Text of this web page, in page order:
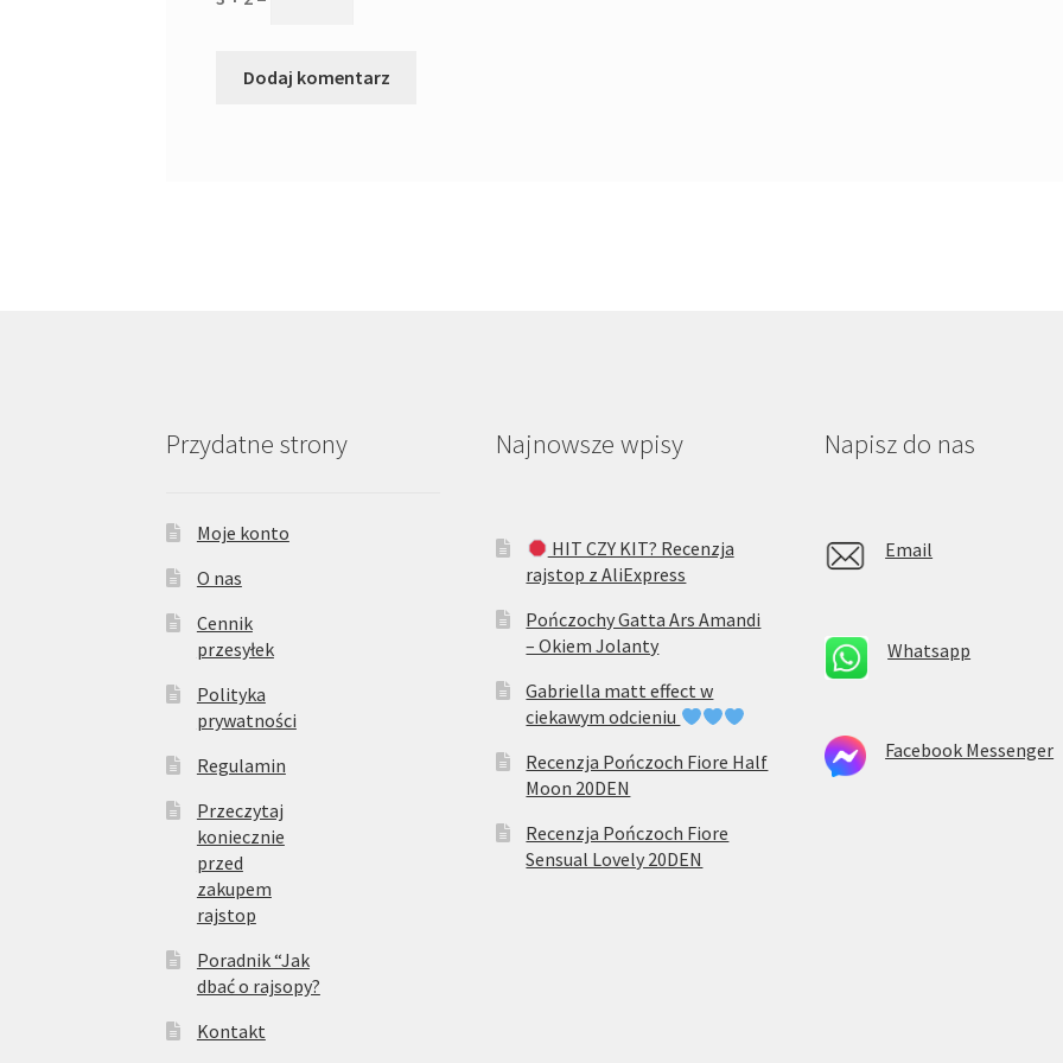
Przydatne strony
Moje konto
O nas
Cennik
przesyłek
Polityka
prywatności
Regulamin
Przeczytaj
koniecznie
przed
zakupem
rajstop
Poradnik “Jak
dbać o rajsopy?
Kontakt
Najnowsze wpisy
HIT CZY KIT? Recenzja
rajstop z AliExpress
Pończochy Gatta Ars Amandi
– Okiem Jolanty
Gabriella matt effect w
ciekawym odcieniu
Recenzja Pończoch Fiore Half
Moon 20DEN
Recenzja Pończoch Fiore
Sensual Lovely 20DEN
Napisz do nas
Email
Whatsapp
Facebook Messenger